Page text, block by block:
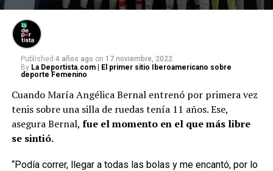
Published 4 años ago on 17 noviembre, 2022
By La Deportista.com | El primer sitio Iberoamericano sobre
deporte Femenino
Cuando María Angélica Bernal entrenó por primera vez
tenis sobre una silla de ruedas tenía 11 años. Ese,
asegura Bernal, fue el momento en el que más libre
se sintió.
“Podía correr, llegar a todas las bolas y me encantó, por lo